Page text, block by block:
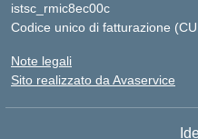
istsc_rmic8ec00c
Codice unico di fatturazione
Note legali
Sito realizzato da Avaservice